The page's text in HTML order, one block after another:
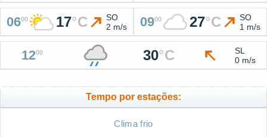
0600 17°C
SO
2 m/s
0900 27°C
SO
1 m/s
1200 30°C
SL
0 m/s
Tempo por estações:
Clima frio